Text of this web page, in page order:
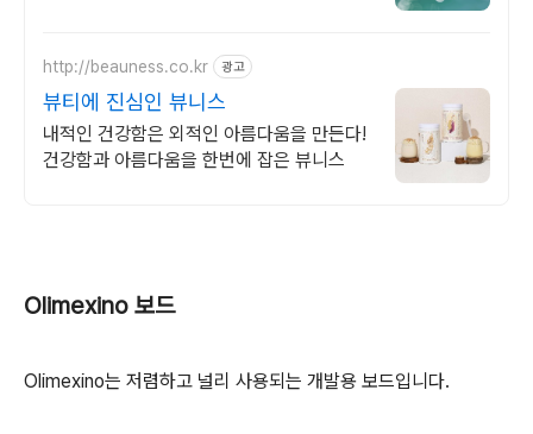
http://beauness.co.kr 광고
뷰티에 진심인 뷰니스
내적인 건강함은 외적인 아름다움을 만든다!
건강함과 아름다움을 한번에 잡은 뷰니스
Olimexino 보드
Olimexino는 저렴하고 널리 사용되는 개발용 보드입니다.